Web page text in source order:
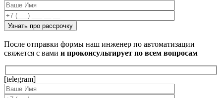
После отправки формы наш инженер по автоматизации
свяжется с вами и проконсультирует по всем вопросам
[telegram]